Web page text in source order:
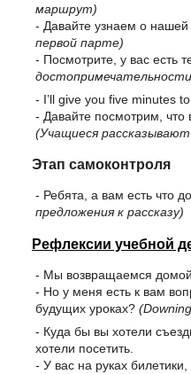
маршрут)
- Давайте узнаем о нашей
первой парте)
- Посмотрите, у вас есть
- I’ll give you five minutes
- Давайте посмотрим, что
(Учащиеся
Этап самоконтроля
- Ребята, а вам есть что
предложения к рассказу)
Рефлексии учебной
- Мы возвращаемся
- Но у меня есть к вам
будущих уроках?
- Куда бы вы хотели
хотели посетить.
- У вас на руках